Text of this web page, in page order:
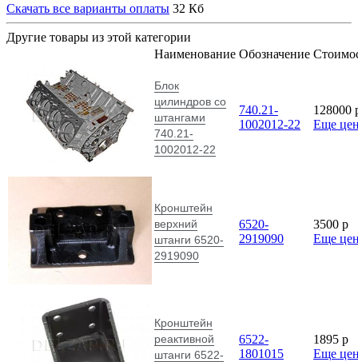
Скачать все варианты оплаты 32 Кб
Другие товары из этой категории
Наименование Обозначение
Блок
цилиндров cо
штангами
740.21-
1002012-22
740.21-
1002012-22
128000
Еще
Кронштейн
верхний
штанги 6520-
2919090
6520-
2919090
3500 p
Еще
Кронштейн
реактивной
штанги 6522-
6522-
1801015
1895 p
Еще